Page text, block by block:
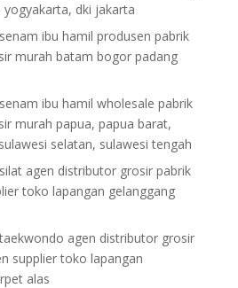
yogyakarta, dki jakarta
ibu hamil produsen pabrik
murah batam bogor padang
ibu hamil wholesale pabrik
murah papua, papua barat,
selatan, sulawesi tengah
agen distributor grosir pabrik
toko lapangan gelanggang
agen distributor grosir
supplier toko lapangan
alas